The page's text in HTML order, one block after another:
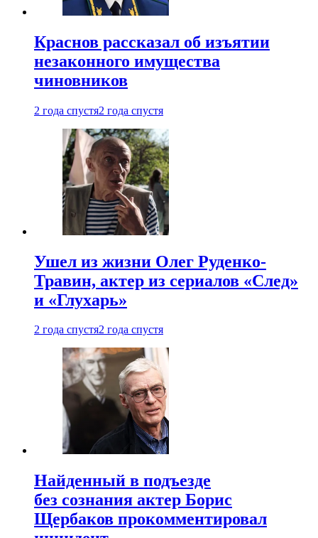
Краснов рассказал об изъятии
незаконного имущества
чиновников
2 года спустя2 года спустя
Ушел из жизни Олег Руденко-
Травин, актер из сериалов «След»
и «Глухарь»
2 года спустя2 года спустя
Найденный в подъезде
без сознания актер Борис
Щербаков прокомментировал